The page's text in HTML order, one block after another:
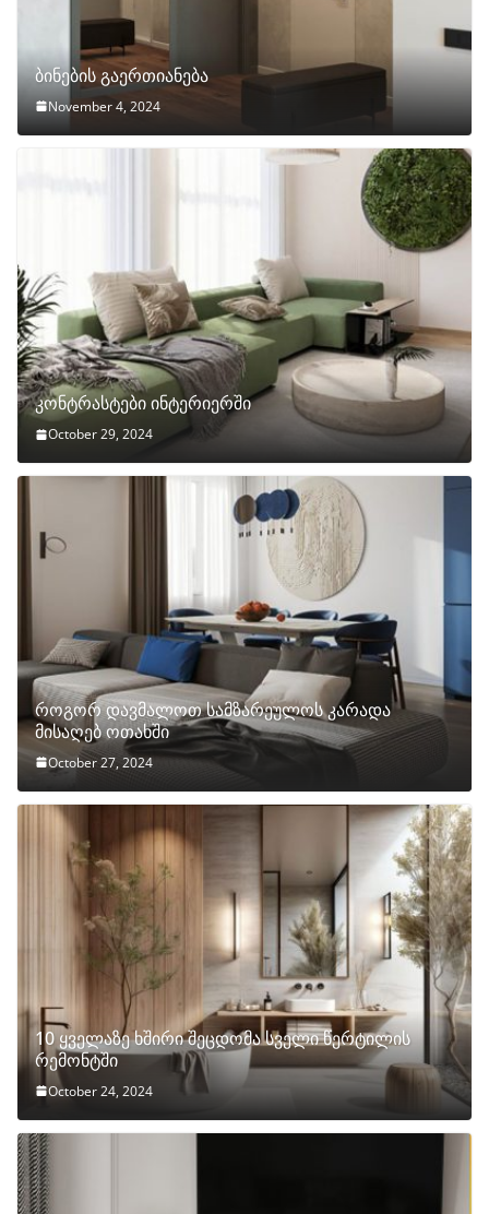
ბინების გაერთიანება
November 4, 2024
კონტრასტები ინტერიერში
October 29, 2024
როგორ დავმალოთ სამზარეულოს კარადა
მისაღებ ოთახში
October 27, 2024
10 ყველაზე ხშირი შეცდომა სველი წერტილის
რემონტში
October 24, 2024